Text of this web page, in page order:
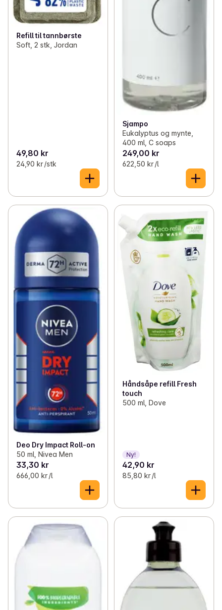
Refill til tannbørste
Soft, 2 stk, Jordan
49,80 kr
24,90 kr /stk
Sjampo
Eukalyptus og mynte,
400 ml, C soaps
249,00 kr
622,50 kr /l
Deo Dry Impact Roll-on
50 ml, Nivea Men
33,30 kr
666,00 kr /l
Håndsåpe refill Fresh
touch
500 ml, Dove
Ny!
42,90 kr
85,80 kr /l